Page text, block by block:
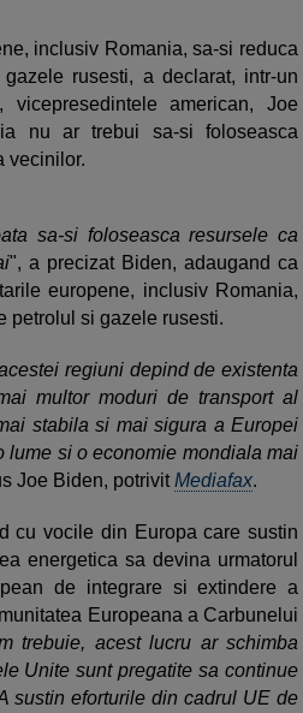
inclusiv Romania, sa-si reduca
rusesti, a declarat, intr-un
vicepresedintele american, Joe
nu ar trebui sa-si foloseasca
vecinilor.
sa-si foloseasca resursele ca
", a precizat Biden, adaugand ca
europene, inclusiv Romania,
petrolul si gazele rusesti.
regiuni depind de existenta
multor moduri de transport al
stabila si mai sigura a Europei
lume si o economie mondiala mai
Joe Biden, potrivitMediafax.
cu vocile din Europa care sustin
energetica sa devina urmatorul
de integrare si extindere a
Europeana a Carbunelui
trebuie, acest lucru ar schimba
Unite sunt pregatite sa continue
sustin eforturile din cadrul UE de